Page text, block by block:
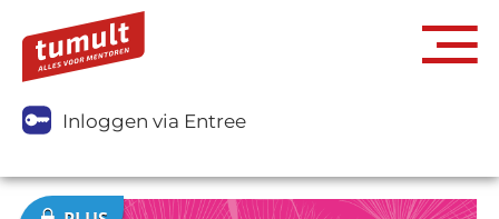
Inloggen via Entree